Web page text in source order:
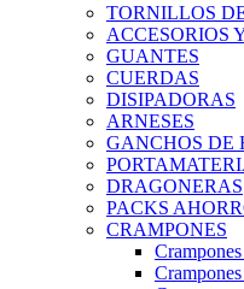
TORNILLOS
ACCESORIOS
GUANTES
CUERDAS
DISIPADORAS
ARNESES
GANCHOS DE
DRAGONERAS
PACKS
CRAMPONES